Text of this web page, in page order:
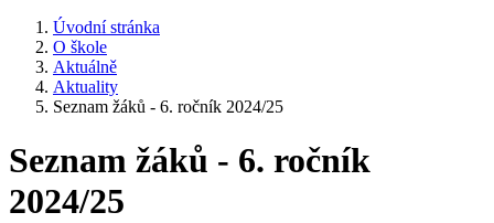
Úvodní stránka
O škole
Aktuálně
Aktuality
Seznam žáků - 6. ročník 2024/25
Seznam žáků - 6. ročník
2024/25